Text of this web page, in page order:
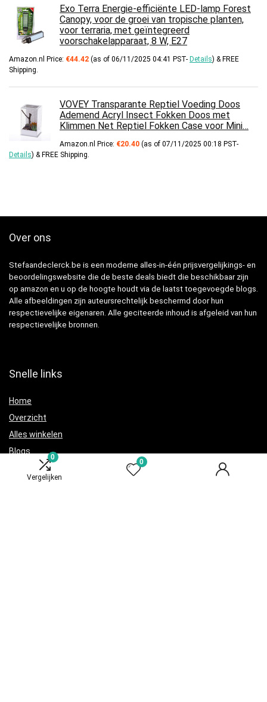
0
Vergelijken
0
Exo Terra Energie-efficiënte LED-lamp Forest
Canopy, voor de groei van tropische planten,
voor terraria, met geïntegreerd
voorschakelapparaat, 8 W, E27
Amazon.nl Price: €44.42 (as of 06/11/2025 04:41 PST- Details) & FREE
Shipping.
VOVEY Transparante Reptiel Voeding Doos
Ademend Acryl Insect Fokken Doos met
Klimmen Net Reptiel Fokken Case voor Mini…
Amazon.nl Price: €20.40 (as of 07/11/2025 00:18 PST-
Details) & FREE Shipping.
Over ons
Stefaandeclerck.be is een moderne alles-in-één prijsvergelijkings- en
beoordelingswebsite die de beste deals biedt die beschikbaar zijn
op amazon en u op de hoogte houdt via de laatst toegevoegde blogs.
Alle afbeeldingen zijn auteursrechtelijk beschermd door hun
respectievelijke eigenaren. Alle geciteerde inhoud is afgeleid van hun
respectievelijke bronnen.
Snelle links
Home
Overzicht
Alles winkelen
Blogs
Adverteren
Onze webshops